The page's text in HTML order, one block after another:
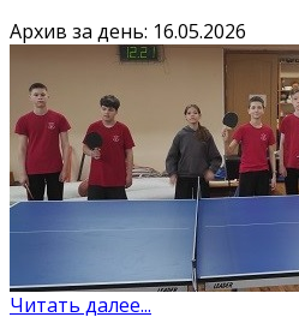
Архив за день: 16.05.2026
Читать далее...